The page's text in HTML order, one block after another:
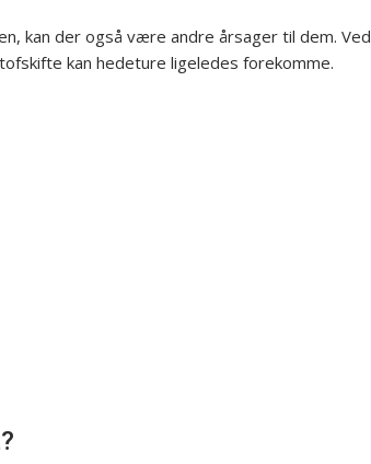
kan der også være andre årsager til dem. Ved
kan hedeture ligeledes forekomme.